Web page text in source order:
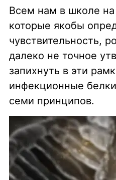
Всем нам в школе на
которые якобы
чувствительность,
далеко не точное
запихнуть в эти
инфекционные
семи принципов.